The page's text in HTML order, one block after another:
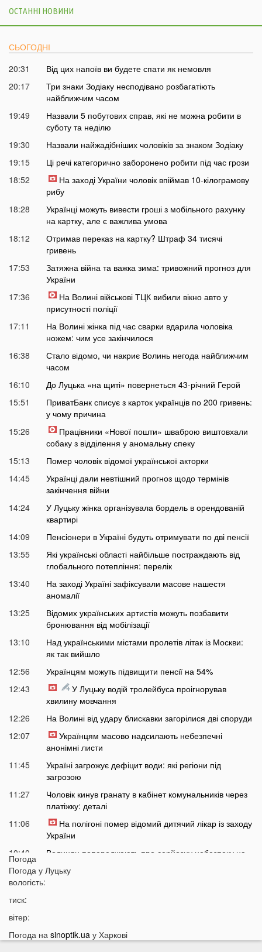
ОСТАННІ НОВИНИ
СЬОГОДНІ
20:31
Від цих напоїв ви будете спати як немовля
20:17
Три знаки Зодіаку несподівано розбагатіють
найближчим часом
19:49
Назвали 5 побутових справ, які не можна робити в
суботу та неділю
19:30
Назвали найжадібніших чоловіків за знаком Зодіаку
19:15
Ці речі категорично заборонено робити під час грози
18:52
На заході України чоловік впіймав 10-кілограмову
рибу
18:28
Українці можуть вивести гроші з мобільного рахунку
на картку, але є важлива умова
18:12
Отримав переказ на картку? Штраф 34 тисячі
гривень
17:53
Затяжна війна та важка зима: тривожний прогноз для
України
17:36
На Волині військові ТЦК вибили вікно авто у
присутності поліції
17:11
На Волині жінка під час сварки вдарила чоловіка
ножем: чим усе закінчилося
16:38
Стало відомо, чи накриє Волинь негода найближчим
часом
16:10
До Луцька «на щиті» повернеться 43-річний Герой
15:51
ПриватБанк списує з карток українців по 200 гривень:
у чому причина
15:26
Працівники «Нової пошти» шваброю виштовхали
собаку з відділення у аномальну спеку
15:13
Помер чоловік відомої української акторки
14:45
Українці дали невтішний прогноз щодо термінів
закінчення війни
14:24
У Луцьку жінка організувала бордель в орендованій
квартирі
14:09
Пенсіонери в Україні будуть отримувати по дві пенсії
13:55
Які українські області найбільше постраждають від
глобального потепління: перелік
13:40
На заході Україні зафіксували масове нашестя
аномалії
13:25
Відомих українських артистів можуть позбавити
бронювання від мобілізації
13:10
Над українськими містами пролетів літак із Москви:
як так вийшло
12:56
Українцям можуть підвищити пенсії на 54%
12:43
У Луцьку водій тролейбуса проігнорував
хвилину мовчання
12:26
На Волині від удару блискавки загорілися дві споруди
12:07
Українцям масово надсилають небезпечні
анонімні листи
11:45
Україні загрожує дефіцит води: які регіони під
загрозою
11:27
Чоловік кинув гранату в кабінет комунальників через
платіжку: деталі
11:06
На полігоні помер відомий дитячий лікар із заходу
України
10:40
Волинян попереджають про серйозну небезпеку на
10:15
Погода
Погода у Луцьку
вологість:
тиск:
вітер:
Погода на sinoptik.ua у Харкові